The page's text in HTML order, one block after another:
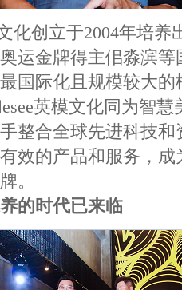
创立于2004年培养
运金牌得主佀淼滨
国际化且规模较大
英模文化同为智慧
整合全球先进科技
效的产品和服务，
。
的时代已来临